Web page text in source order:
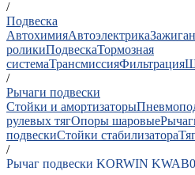
/
Подвеска
АвтохимияАвтоэлектрика
роликиПодвескаТормозная
системаТрансмиссияФильтрация
/
Рычаги подвески
Стойки и амортизаторы
рулевых тягОпоры шаровые
подвескиСтойки стабилизатора
/
Рычаг подвески KORWIN